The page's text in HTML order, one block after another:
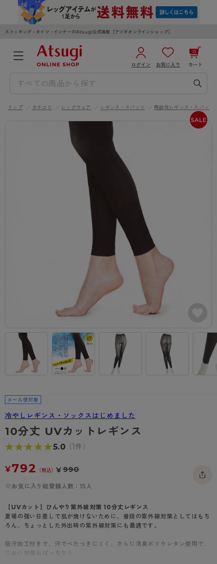
ストッキング・タイツ・インナーのAtsugi公式通販［アツギオンラインショップ］
ログイン お気に入り カート
0
カートを見る
3,980円以上のご購入で送料無料
ログイン／新規会員登録
- 無地ストッキング
- 柄ストッキング
- ショート丈ストッキング
- 着圧ストッキング
- パンティ部レスストッキング
タイツ
- 柄タイツ
- ひざ下丈タイツ
- 着圧タイツ
ソックス・靴下
- ノンワイヤーブラ
- ワイヤーブラ
- ブラトップ
ショーツ
- レギュラーショーツ
肌着・インナー
- 長袖（七分袖以上）
- タンクトップ
- カップ付きインナー
ライフスタイルウェア
トップス
ルームウェア・パジャマ
アクティブ・スポーツ
- スポーツブラ
雑貨・小物
クルー・レギュラー丈ソックス
スニーカー丈・くるぶし丈ソックス
ハイソックス
トランクス
Tバック・ビキニ
肌着・インナー
ライフスタイルウェア
トップス
ルームウェア・パジャマ
クルー・レギュラー丈ソックス
スニーカー丈・くるぶし丈ソックス
ハイソックス
スクールソックス
ノンワイヤーブラ
ワイヤーブラ
スポーツブラ
ショーツ
レギュラーショーツ
ブランドから探す
クリアビューティアクティブ
スゴスト
フェイクタイツ
hotto comfort
スクールタイム
みんなの、みんなの。
CLINICAL
ハイジュニ
商品選びのお手伝い
お悩み別ガードル
私に似合う、ストッキング選び
タイツの選び方
ご利用ガイド
はじめての方へ
よくある質問（FAQ）
配送方法について
返品・交換について
お問い合わせについて
トップ カテゴリ レッグウェア レギンス・スパッツ 機能性レギンス・スパッツ
冷やしレギンス・ソックスはじめました
10分丈 UVカットレギンス
★★★★★
★★★★★5.0（1件）
¥792 （税込）¥990
お気に入り総登録人数：15人
【UVカット】ひんやり紫外線対策 10分丈レギンス
夏場の強い日差しで肌が焼けないために、普段の紫外線対策としてはもち
ろん、ちょっとした外出時の紫外線対策にも最適です。
吸汗加工付きで、汗でべたつきにくく、さらに消臭ポリウレタン使用で、
におい対策もばっちり！